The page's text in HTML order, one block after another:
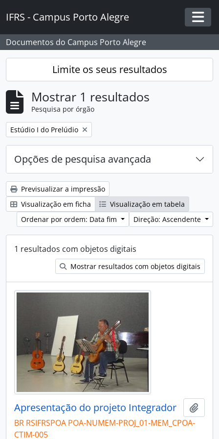
IFRS - Campus Porto Alegre
Documentos do Campus Porto Alegre
Limite os seus resultados
Mostrar 1 resultados
Pesquisa por órgão
Remover filtro:
Estúdio I do Prelúdio
Opções de pesquisa avançada
Previsualizar a impressão
Visualização em ficha
Visualização em tabela
Ordenar por ordem: Data fim
Direção: Ascendente
1 resultados com objetos digitais
Mostrar resultados com objetos digitais
Apresentação do projeto Integrador
BR RSIFRSPOA POA-NUMEM-PROJ_01-MEM_CPOA-
CTIM-005